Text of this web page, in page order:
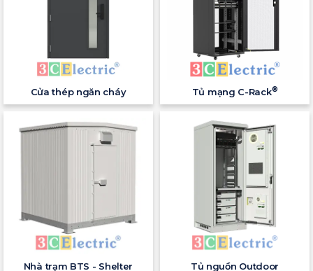
Cửa thép ngăn cháy Tủ mạng C-Rack®
Nhà trạm BTS - Shelter Tủ nguồn Outdoor